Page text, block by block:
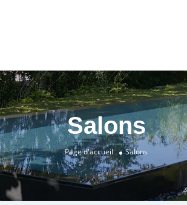
Salons
Page d'accueil Salons